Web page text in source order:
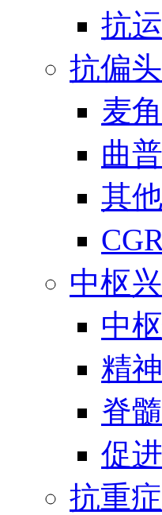
抗
抗偏
麦
曲
其
中枢
中
精
脊
促
抗重